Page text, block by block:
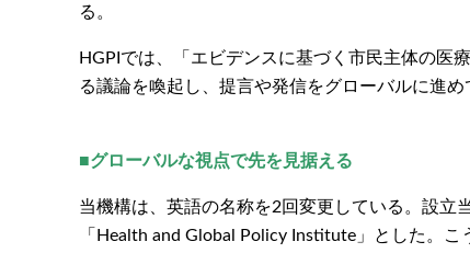
る。
HGPIでは、「エビデンスに基づく市民主体の医
る議論を喚起し、提言や発信をグローバルに進
■グローバルな視点で先を見据える
当機構は、英語の名称を2回変更している。設立
「Health and Global Policy Institute」とした。